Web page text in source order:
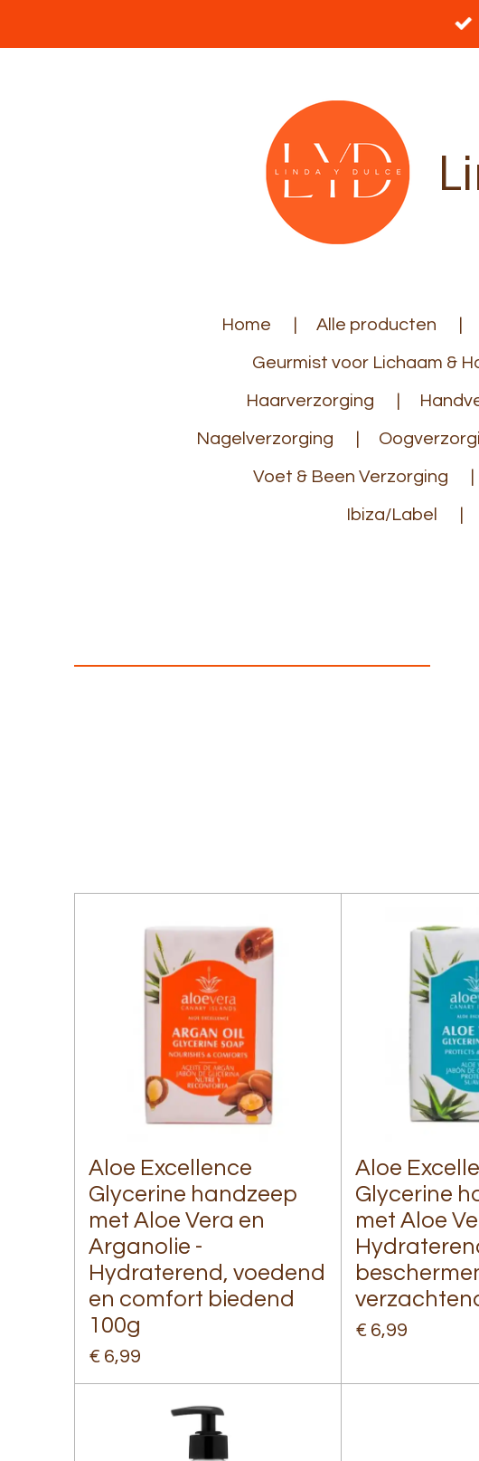
direct
Home Alle producten
Geurmist voor Lichaam &
Haarverzorging
Nagelverzorging
Voet & Been Verzorging
Ibiza/Label
Aloe Excellence
Glycerine handzeep
met Aloe Vera en
Arganolie -
Hydraterend, voedend
en comfort biedend
100g
€ 6,99
Aloe
Glycerine
met Aloe
€ 6,99